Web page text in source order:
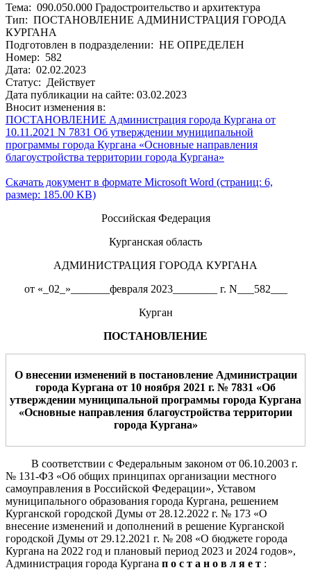
Тема: 090.050.000 Градостроительство и архитектура
Тип: ПОСТАНОВЛЕНИЕ АДМИНИСТРАЦИЯ ГОРОДА
КУРГАНА
Подготовлен в подразделении: НЕ ОПРЕДЕЛЕН
Номер: 582
Дата: 02.02.2023
Статус: Действует
Дата публикации на сайте: 03.02.2023
Вносит изменения в:
ПОСТАНОВЛЕНИЕ Администрация города Кургана от
10.11.2021 N 7831 Об утверждении муниципальной
программы города Кургана «Основные направления
благоустройства территории города Кургана»
Скачать документ в формате Microsoft Word (страниц: 6,
размер: 185.00 KB)
Российская Федерация
Курганская область
АДМИНИСТРАЦИЯ ГОРОДА КУРГАНА
от «_02_»_______февраля 2023________ г. N___582___
Курган
ПОСТАНОВЛЕНИЕ
О внесении изменений в постановление Администрации
города Кургана от 10 ноября 2021 г. № 7831 «Об
утверждении муниципальной программы города Кургана
«Основные направления благоустройства территории
города Кургана»
В соответствии с Федеральным законом от 06.10.2003 г.
№ 131-ФЗ «Об общих принципах организации местного
самоуправления в Российской Федерации», Уставом
муниципального образования города Кургана, решением
Курганской городской Думы от 28.12.2022 г. № 173 «О
внесение изменений и дополнений в решение Курганской
городской Думы от 29.12.2021 г. № 208 «О бюджете города
Кургана на 2022 год и плановый период 2023 и 2024 годов»,
Администрация города Кургана п о с т а н о в л я е т :